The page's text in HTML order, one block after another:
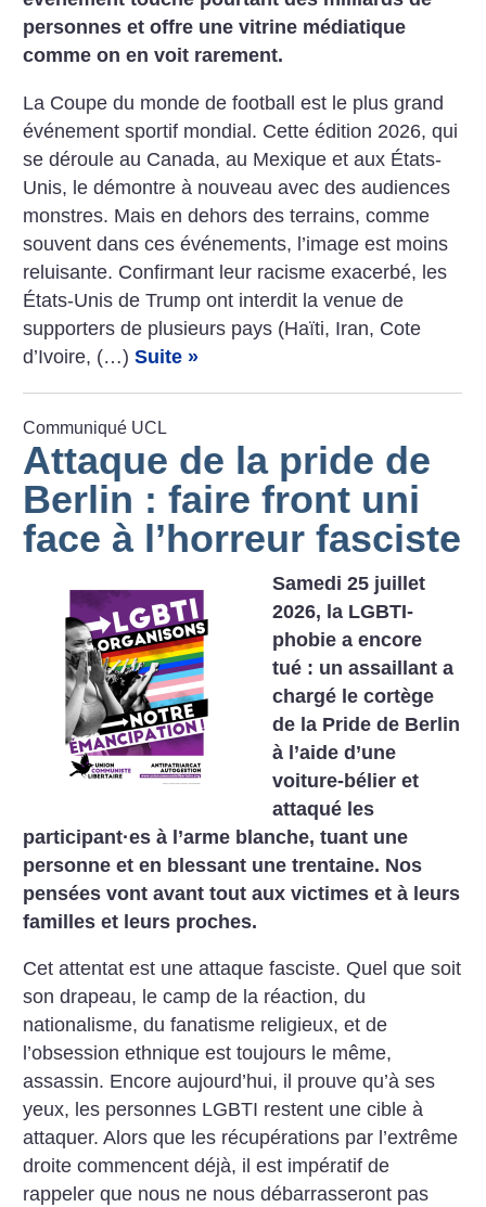
personnes et offre une vitrine médiatique
comme on en voit rarement.
La Coupe du monde de football est le plus grand
événement sportif mondial. Cette édition 2026, qui
se déroule au Canada, au Mexique et aux États-
Unis, le démontre à nouveau avec des audiences
­monstres. Mais en dehors des terrains, comme
souvent dans ces événements, l’image est moins
reluisante. Confirmant leur racisme exacerbé, les
États-Unis de Trump ont interdit la venue de
supporters de plusieurs pays (Haïti, Iran, Cote
d’Ivoire, (…)Suite »
Communiqué UCL
Attaque de la pride de
Berlin : faire front uni
face à l’horreur fasciste
Samedi 25 juillet
2026, la LGBTI-
phobie a encore
tué : un assaillant a
chargé le cortège
de la Pride de Berlin
à l’aide d’une
voiture-bélier et
attaqué les
participant·es à l’arme blanche, tuant une
personne et en blessant une trentaine. Nos
pensées vont avant tout aux victimes et à leurs
familles et leurs proches.
Cet attentat est une attaque fasciste. Quel que soit
son drapeau, le camp de la réaction, du
nationalisme, du fanatisme religieux, et de
l’obsession ethnique est toujours le même,
assassin. Encore aujourd’hui, il prouve qu’à ses
yeux, les personnes LGBTI restent une cible à
attaquer. Alors que les récupérations par l’extrême
droite commencent déjà, il est impératif de
rappeler que nous ne nous débarrasseront pas